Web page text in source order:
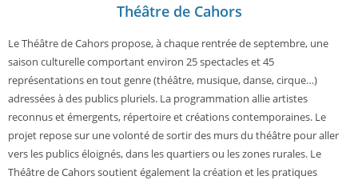
Théâtre de Cahors
Le Théâtre de Cahors propose, à chaque rentrée de septembre, une
saison culturelle comportant environ 25 spectacles et 45
représentations en tout genre (théâtre, musique, danse, cirque…)
adressées à des publics pluriels. La programmation allie artistes
reconnus et émergents, répertoire et créations contemporaines. Le
projet repose sur une volonté de sortir des murs du théâtre pour aller
vers les publics éloignés, dans les quartiers ou les zones rurales. Le
Théâtre de Cahors soutient également la création et les pratiques